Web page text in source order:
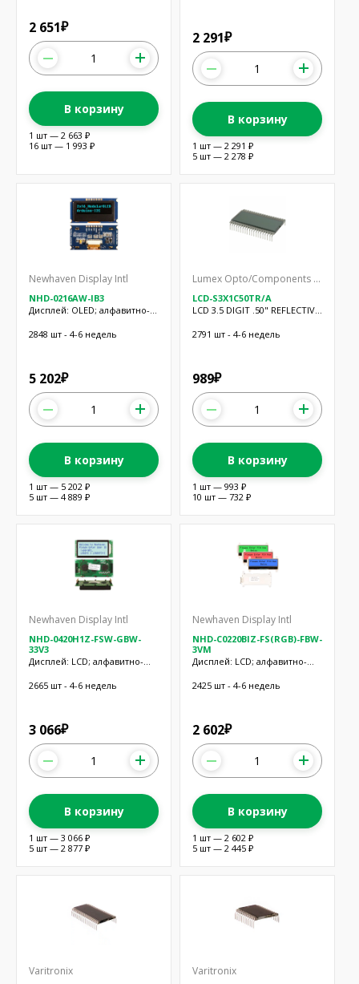
2 651₽
В корзину
1 шт — 2 663 ₽
16 шт — 1 993 ₽
2 291₽
В корзину
1 шт — 2 291 ₽
5 шт — 2 278 ₽
Newhaven Display Intl
NHD-0216AW-IB3
Дисплей: OLED; алфавитно-
49,2x25,7x4,5мм
2848 шт - 4-6 недель
5 202₽
В корзину
1 шт — 5 202 ₽
5 шт — 4 889 ₽
Lumex Opto/Components Inc.
LCD-S3X1C50TR/A
LCD 3.5 DIGIT .50" REFLECTIVE
2791 шт - 4-6 недель
989₽
В корзину
1 шт — 993 ₽
10 шт — 732 ₽
Newhaven Display Intl
NHD-0420H1Z-FSW-GBW-
33V3
Дисплей: LCD; алфавитно-
серый; LED
2665 шт - 4-6 недель
3 066₽
В корзину
1 шт — 3 066 ₽
5 шт — 2 877 ₽
Newhaven Display Intl
NHD-C0220BIZ-FS(RGB)-FBW-
3VM
Дисплей: LCD; алфавитно-
Positive; 20x2; RGB
2425 шт - 4-6 недель
2 602₽
В корзину
1 шт — 2 602 ₽
5 шт — 2 445 ₽
Varitronix Varitronix